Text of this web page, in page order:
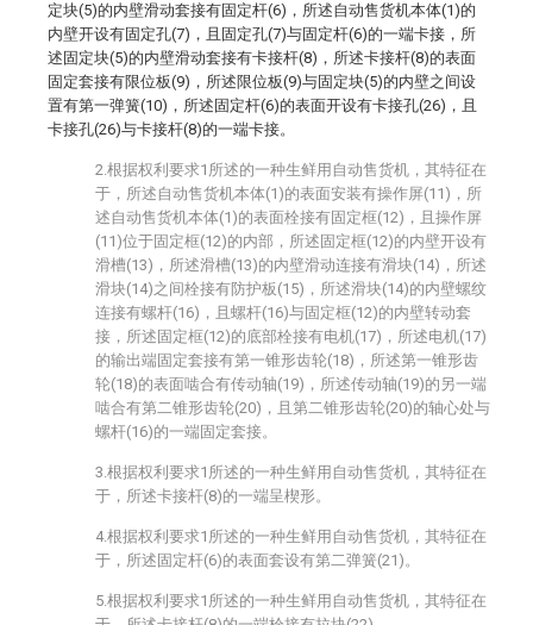
定块(5)的内壁滑动套接有固定杆(6)，所述自动售货机本体(1)的
内壁开设有固定孔(7)，且固定孔(7)与固定杆(6)的一端卡接，所
述固定块(5)的内壁滑动套接有卡接杆(8)，所述卡接杆(8)的表面
固定套接有限位板(9)，所述限位板(9)与固定块(5)的内壁之间设
置有第一弹簧(10)，所述固定杆(6)的表面开设有卡接孔(26)，且
卡接孔(26)与卡接杆(8)的一端卡接。
2.根据权利要求1所述的一种生鲜用自动售货机，其特征在
于，所述自动售货机本体(1)的表面安装有操作屏(11)，所
述自动售货机本体(1)的表面栓接有固定框(12)，且操作屏
(11)位于固定框(12)的内部，所述固定框(12)的内壁开设有
滑槽(13)，所述滑槽(13)的内壁滑动连接有滑块(14)，所述
滑块(14)之间栓接有防护板(15)，所述滑块(14)的内壁螺纹
连接有螺杆(16)，且螺杆(16)与固定框(12)的内壁转动套
接，所述固定框(12)的底部栓接有电机(17)，所述电机(17)
的输出端固定套接有第一锥形齿轮(18)，所述第一锥形齿
轮(18)的表面啮合有传动轴(19)，所述传动轴(19)的另一端
啮合有第二锥形齿轮(20)，且第二锥形齿轮(20)的轴心处与
螺杆(16)的一端固定套接。
3.根据权利要求1所述的一种生鲜用自动售货机，其特征在
于，所述卡接杆(8)的一端呈楔形。
4.根据权利要求1所述的一种生鲜用自动售货机，其特征在
于，所述固定杆(6)的表面套设有第二弹簧(21)。
5.根据权利要求1所述的一种生鲜用自动售货机，其特征在